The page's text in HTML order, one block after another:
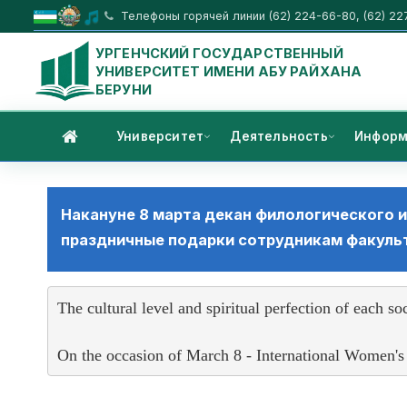
Телефоны горячей линии (62) 224-66-80, (62)
УРГЕНЧСКИЙ ГОСУДАРСТВЕННЫЙ
УНИВЕРСИТЕТ ИМЕНИ АБУ РАЙХАНА
БЕРУНИ
Университет Деятельность
Накануне 8 марта декан филологического
праздничные подарки сотрудникам
The cultural level and spiritual perfection of each
On the occasion of March 8 - International